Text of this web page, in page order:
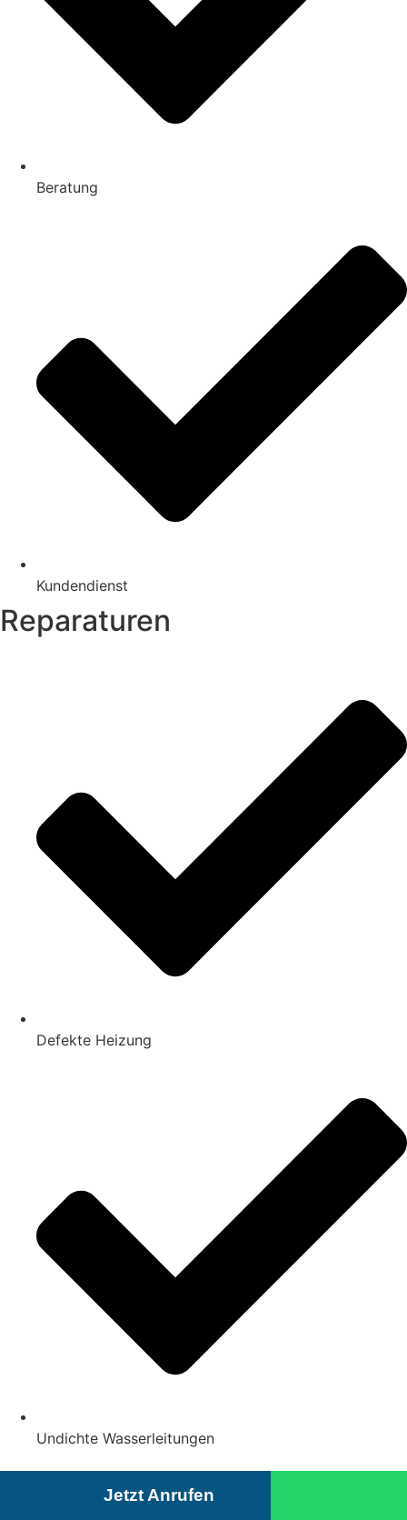
Beratung
Kundendienst
Reparaturen
Defekte Heizung
Undichte Wasserleitungen
Jetzt Anrufen